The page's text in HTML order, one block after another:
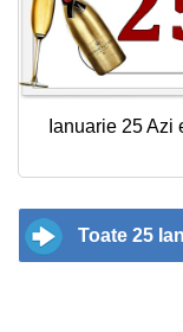
Ianuarie 25 Azi
Toate 25